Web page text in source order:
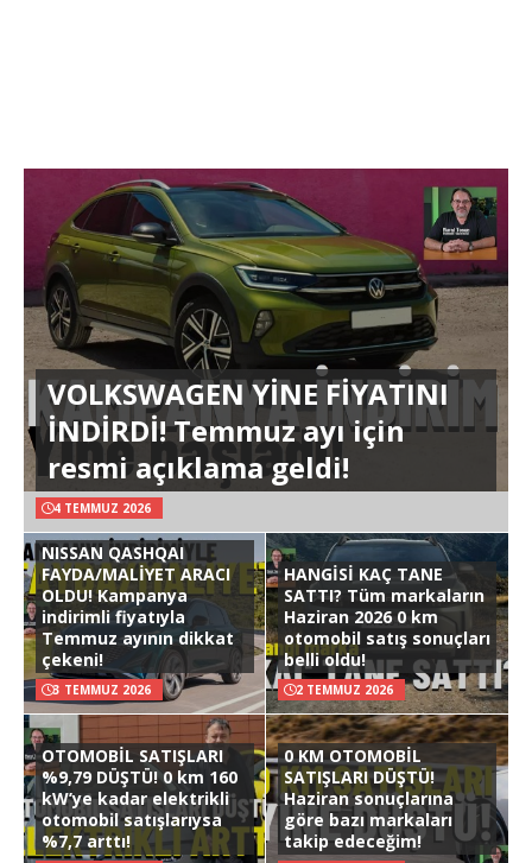
VOLKSWAGEN YİNE FİYATINI
İNDİRDİ! Temmuz ayı için
resmi açıklama geldi!
4 TEMMUZ 2026
NISSAN QASHQAI
FAYDA/MALİYET ARACI
OLDU! Kampanya
indirimli fiyatıyla
Temmuz ayının dikkat
çekeni!
3 TEMMUZ 2026
HANGİSİ KAÇ TANE
SATTI? Tüm markaların
Haziran 2026 0 km
otomobil satış sonuçları
belli oldu!
2 TEMMUZ 2026
OTOMOBİL SATIŞLARI
%9,79 DÜŞTÜ! 0 km 160
kW’ye kadar elektrikli
otomobil satışlarıysa
%7,7 arttı!
0 KM OTOMOBİL
SATIŞLARI DÜŞTÜ!
Haziran sonuçlarına
göre bazı markaları
takip edeceğim!